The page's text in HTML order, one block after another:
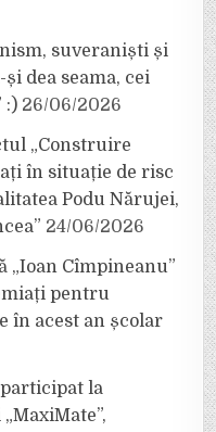
suveraniști și
dea seama, cei
:) 26/06/2026
„Construire
în situație de risc
Podu Nărujei,
24/06/2026
„Ioan Cîmpineanu”
pentru
în acest an școlar
participat la